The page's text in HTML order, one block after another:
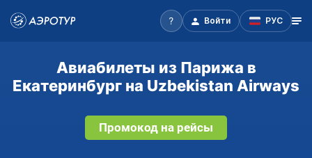
Войти РУС
Авиабилеты из Парижа в
Екатеринбург на Uzbekistan Airways
Промокод на рейсы